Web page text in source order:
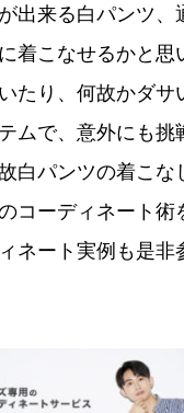
出来る白パンツ、
着こなせるかと
たり、何故かダ
ムで、意外にも
白パンツの着こ
コーディネート
ネート実例も是非